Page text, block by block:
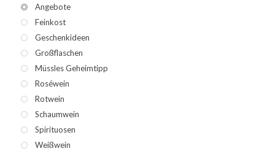
Angebote
Feinkost
Geschenkideen
Großflaschen
Müssles Geheimtipp
Roséwein
Rotwein
Schaumwein
Spirituosen
Weißwein